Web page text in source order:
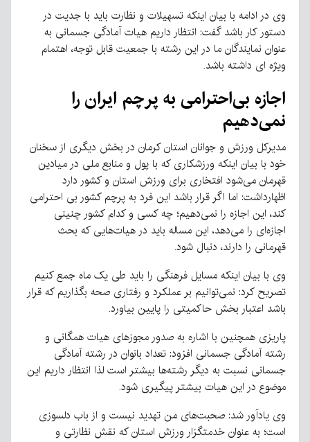
وی در ادامه با بیان اینکه تسهیلات و نظارت باید با جدیت در
دستور کار باشد گفت: انتظار داریم هیات آمادگی جسمانی به
عنوان نمایندگان ما در این رشته با جمعیت قابل توجه، اهتمام
ویژه ای داشته باشد.
اجازه بی‌احترامی به پرچم ایران را
نمی‌دهیم
مدیرکل ورزش و جوانان استان کرمان در بخش دیگری از سخنان
خود با بیان اینکه ورزشکاری که با پول و منابع ملی در میادین
قهرمان می‌شود افتخاری برای ورزش استان و کشور دارد
اظهارداشت: اما اگر قرار باشد این فرد به پرچم کشور بی احترامی
کند، این اجازه را نمی‌دهیم؛ چه کسی و کدام کشور چنینی
اجازه‌ای را می‌دهد، این مساله باید در هیات‌هایی که بحث
قهرمانی را دارند، دنبال شود.
وی با بیان اینکه مسایل فرهنگی را باید طی یک ماه جمع کنیم
تصریح کرد: نمی‌توانیم بر عملکرد و رفتاری صحه بگذاریم که قرار
باشد اعتبار بخش حاکمیتی را پایین بیاورد.
پاریزی همچنین با اشاره به صدور مجوزهای هیات همگانی و
رشته آمادگی جسمانی افزود: تعداد بانوان در رشته آمادگی
جسمانی نسبت به دیگر رشته‌ها بیشتر است لذا انتظار داریم این
موضوع در این هیات بیشتر پیگیری شود.
وی یادآور شد: صحبت‌های من تهدید نیست و از باب دلسوزی
است؛ به عنوان خدمتگزار ورزش استان که نقش نظارتی و